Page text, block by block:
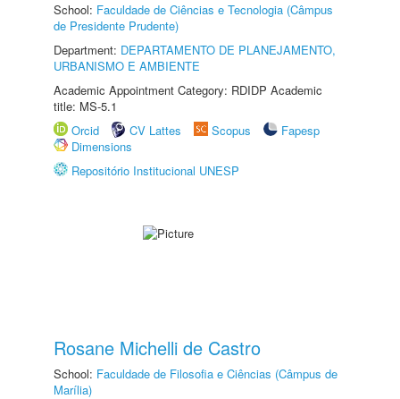
School: Faculdade de Ciências e Tecnologia (Câmpus
de Presidente Prudente)
Department: DEPARTAMENTO DE PLANEJAMENTO,
URBANISMO E AMBIENTE
Academic Appointment Category: RDIDP Academic
title: MS-5.1
Orcid
CV Lattes Scopus
Fapesp
Dimensions
Repositório Institucional UNESP
Rosane Michelli de Castro
School: Faculdade de Filosofia e Ciências (Câmpus de
Marília)